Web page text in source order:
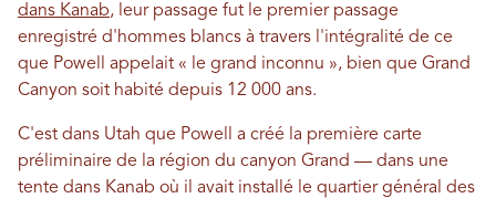
dans Kanab, leur passage fut le premier passage
enregistré d'hommes blancs à travers l'intégralité de ce
que Powell appelait « le grand inconnu », bien que Grand
Canyon soit habité depuis 12 000 ans.
C'est dans Utah que Powell a créé la première carte
préliminaire de la région du canyon Grand — dans une
tente dans Kanab où il avait installé le quartier général des